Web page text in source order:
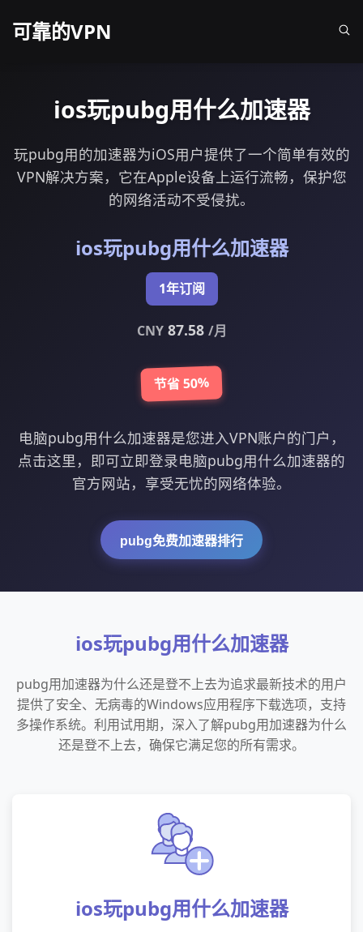
可靠的VPN
ios玩pubg用什么加速器
玩pubg用的加速器为iOS用户提供了一个简单有效的
VPN解决方案，它在Apple设备上运行流畅，保护您
的网络活动不受侵扰。
ios玩pubg用什么加速器
1年订阅
CNY87.58 /月
节省 50%
电脑pubg用什么加速器是您进入VPN账户的门户，
点击这里，即可立即登录电脑pubg用什么加速器的
官方网站，享受无忧的网络体验。
pubg免费加速器排行
ios玩pubg用什么加速器
pubg用加速器为什么还是登不上去为追求最新技术的用户
提供了安全、无病毒的Windows应用程序下载选项，支持
多操作系统。利用试用期，深入了解pubg用加速器为什么
还是登不上去，确保它满足您的所有需求。
ios玩pubg用什么加速器